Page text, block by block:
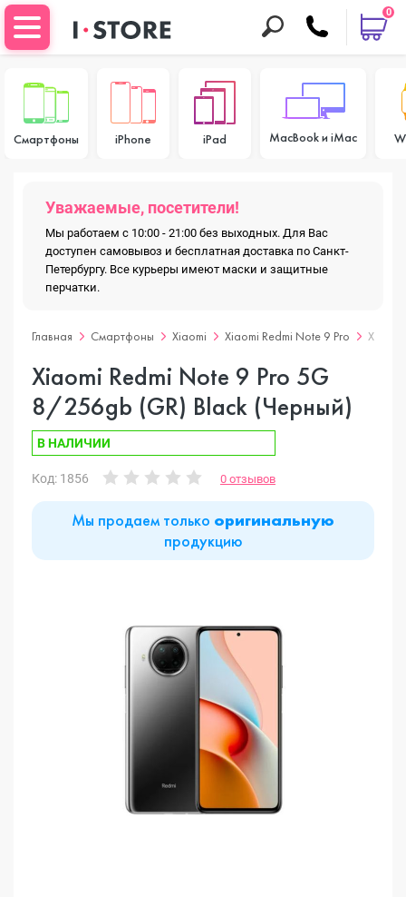
0
Смартфоны iPhone iPad MacBook и iMac
Уважаемые, посетители!
Мы работаем с 10:00 - 21:00 без выходных. Для Вас
доступен самовывоз и бесплатная доставка по Санкт-
Петербургу. Все курьеры имеют маски и защитные
перчатки.
Главная Смартфоны Xiaomi Xiaomi Redmi Note 9 Pro
Xiaomi Redmi Note 9 Pro 5G
8/256gb (GR) Black (Черный)
В НАЛИЧИИ
Код: 1856 0 отзывов
Мы продаем только оригинальную
продукцию